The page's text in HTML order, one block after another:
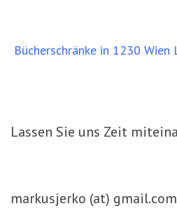
Bücherschränke in 1230 Wien
Lassen Sie uns Zeit
markusjerko (at) gmail.com